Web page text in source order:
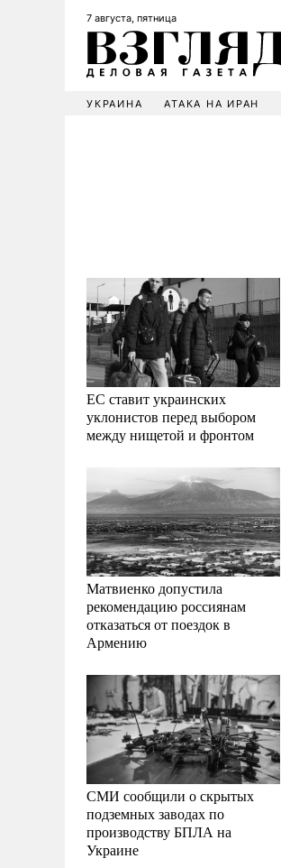
7 августа, пятница
УКРАИНА АТАКА НА ИРАН
ЕС ставит украинских
уклонистов перед выбором
между нищетой и фронтом
Матвиенко допустила
рекомендацию россиянам
отказаться от поездок в
Армению
СМИ сообщили о скрытых
подземных заводах по
производству БПЛА на
Украине